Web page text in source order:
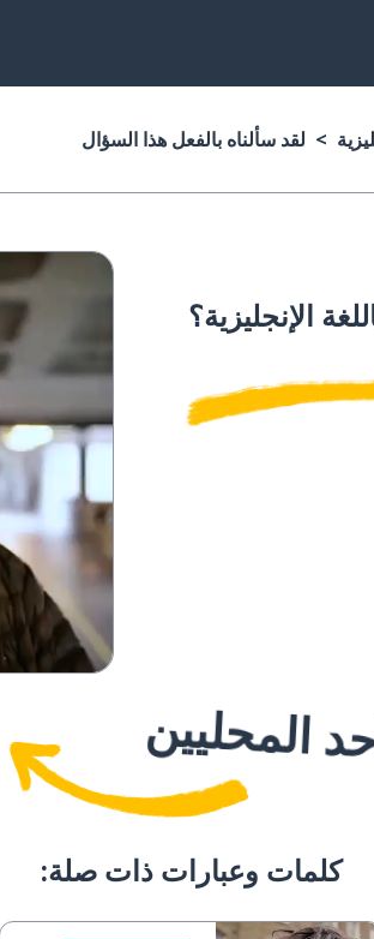
لقد سألناه بالفعل هذا السؤال
الإنجليزية؟
المحليين
كلمات وعبارات ذات صلة: